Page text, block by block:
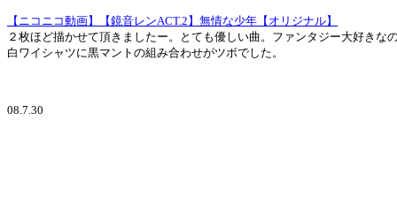
【ニコニコ動画】【鏡音レンACT.2】無情な少年【オリジナル】
２枚ほど描かせて頂きましたー。とても優しい曲。ファンタジー大好きな
白ワイシャツに黒マントの組み合わせがツボでした。
08.7.30